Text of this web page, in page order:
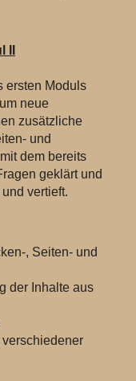
ersten Moduls
neue
zusätzliche
und
dem bereits
geklärt und
vertieft.
, Seiten- und
der Inhalte aus